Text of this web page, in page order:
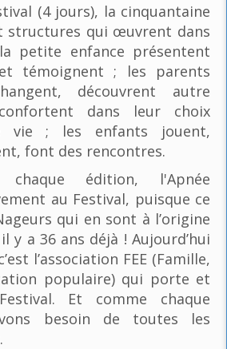
(4 jours), la cinquantaine
structures qui œuvrent dans
petite enfance présentent
témoignent ; les parents
découvrent autre
dans leur choix
vie ; les enfants jouent,
font des rencontres.
édition, l'Apnée
au Festival, puisque ce
qui en sont à l’origine
y a 36 ans déjà ! Aujourd’hui
l’association FEE (Famille,
populaire) qui porte et
Et comme chaque
besoin de toutes les